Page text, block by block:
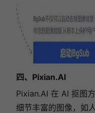
四、Pixian.AI
Pixian.AI 在 AI 抠图
细节丰富的图像，如